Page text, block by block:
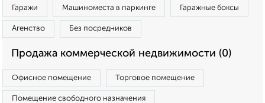
Гаражи Машиноместа в паркинге Гаражные боксы
Агенство Без посредников
Продажа коммерческой недвижимости (0)
Офисное помещение Торговое помещение
Помещение свободного назначения